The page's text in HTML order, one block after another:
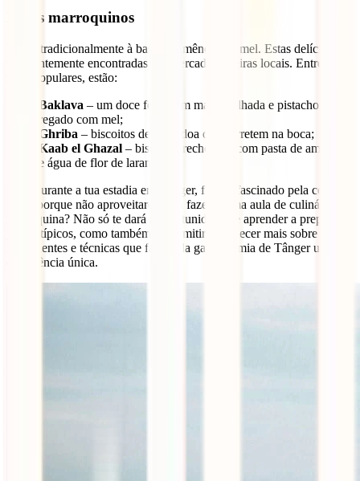
Doces marroquinos
Feitos tradicionalmente à base de amêndoas e mel. Estas delícias são
frequentemente encontradas em mercados e feiras locais. Entre os
mais populares, estão:
Baklava – um doce feito com massa folhada e pistachos,
regado com mel;
Ghriba – biscoitos de amêndoa que derretem na boca;
Kaab el Ghazal – biscoitos recheados com pasta de amêndoa
e água de flor de laranjeira.
E se, durante a tua estadia em Tânger, ficaste fascinado pela cozinha
local, porque não aproveitares para fazeres uma aula de culinária
marroquina? Não só te dará a oportunidade de aprender a preparar
pratos típicos, como também te permitirá conhecer mais sobre os
ingredientes e técnicas que fazem da gastronomia de Tânger uma
experiência única.